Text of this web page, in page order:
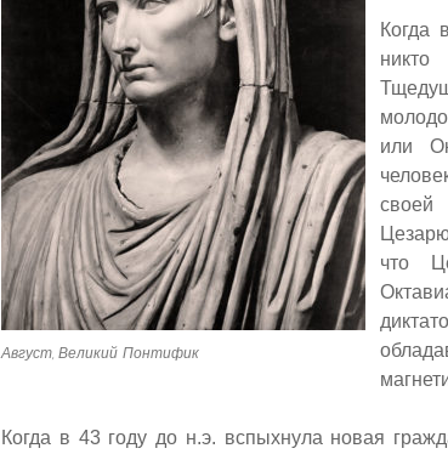
Август, Великий Понтифик
Когда
или
что
Когда в 43 году до н.э. вспыхнула новая